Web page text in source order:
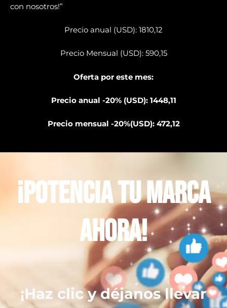
con nosotros!”
Precio anual (USD): 1810,12
Precio Mensual (USD): 590,15
Oferta por este mes:
Precio anual -20% (USD): 1448,11
Precio mensual -20%(USD): 472,12
¡Potencia tu marca
ahora!
¡Haz clic y déjanos llevar